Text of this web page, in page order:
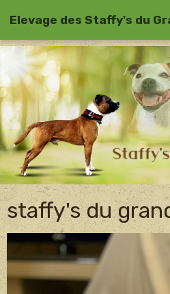
Elevage des Staffy's du
staffy's du